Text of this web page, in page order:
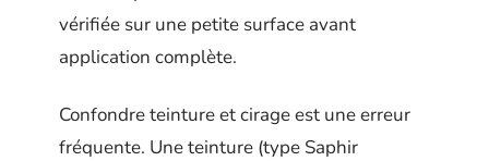
vérifiée sur une petite surface avant
application complète.
Confondre teinture et cirage est une erreur
fréquente. Une teinture (type Saphir